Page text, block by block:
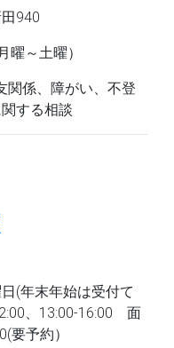
940
曜～土曜）
関係、障がい、不登
する相談
(年末年始は受付て
、13:00-16:00 面
要予約）